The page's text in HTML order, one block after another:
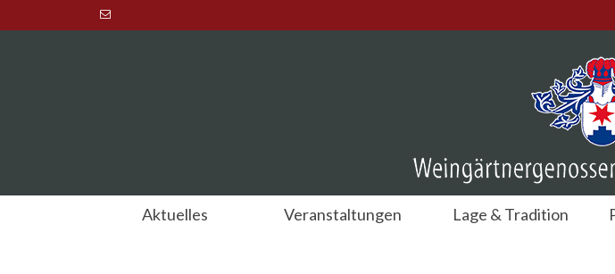
Aktuelles Veranstaltungen Lage & Tradition